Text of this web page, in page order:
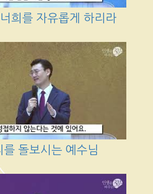
희를 자유롭게 하리라
를 돌보시는 예수님